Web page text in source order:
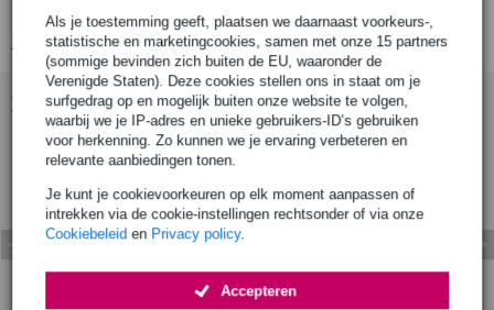
Als je toestemming geeft, plaatsen we daarnaast voorkeurs-,
statistische en marketingcookies, samen met onze 15 partners
(sommige bevinden zich buiten de EU, waaronder de
Verenigde Staten). Deze cookies stellen ons in staat om je
surfgedrag op en mogelijk buiten onze website te volgen,
waarbij we je IP-adres en unieke gebruikers-ID’s gebruiken
voor herkenning. Zo kunnen we je ervaring verbeteren en
relevante aanbiedingen tonen.
Je kunt je cookievoorkeuren op elk moment aanpassen of
intrekken via de cookie-instellingen rechtsonder of via onze
Cookiebeleid en Privacy policy.
Accepteren
Bekijk alle productspecificaties
Bekijk ook eens (9)